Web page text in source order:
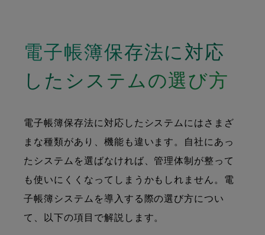
電子帳簿保存法に対応
したシステムの選び方
電子帳簿保存法に対応したシステムにはさまざ
まな種類があり、機能も違います。自社にあっ
たシステムを選ばなければ、管理体制が整って
も使いにくくなってしまうかもしれません。電
子帳簿システムを導入する際の選び方につい
て、以下の項目で解説します。